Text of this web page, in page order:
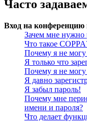
Часто
Вход на конференцию
Зачем мне нужно
Что такое
Почему я не могу
Я только что
Почему я не
Я давно
Я забыл пароль!
Почему мне
имени и пароля?
Что делает